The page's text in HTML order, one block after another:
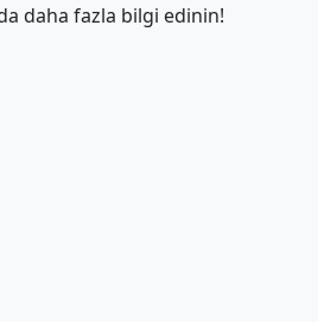
daha fazla bilgi edinin!